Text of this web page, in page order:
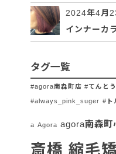
2024年4月
インナーカ
タグ一覧
#agora南森町店 #てんと
#always_pink_suger #ト
a Agora agora南森町
斎橋 縮毛